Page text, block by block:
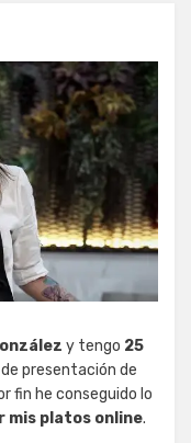
y tengo 25
presentación de
fin he conseguido lo
mis platos online.